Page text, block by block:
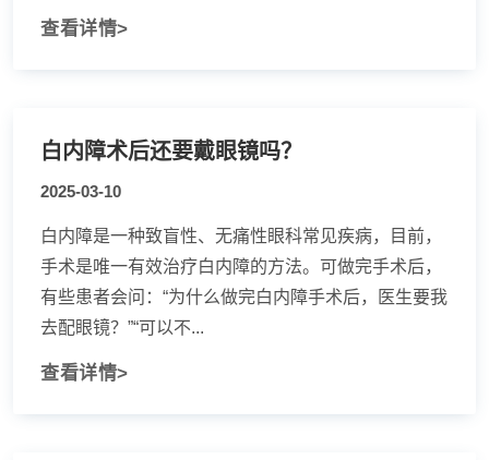
查看详情>
白内障术后还要戴眼镜吗？
2025-03-10
白内障是一种致盲性、无痛性眼科常见疾病，目前，
手术是唯一有效治疗白内障的方法。可做完手术后，
有些患者会问：“为什么做完白内障手术后，医生要我
去配眼镜？”“可以不...
查看详情>